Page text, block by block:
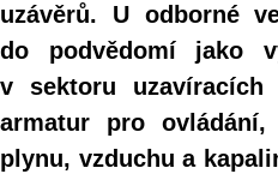
uzávěrů. U odborné
do podvědomí jako
v sektoru uzavíracích
armatur pro
plynu, vzduchu a